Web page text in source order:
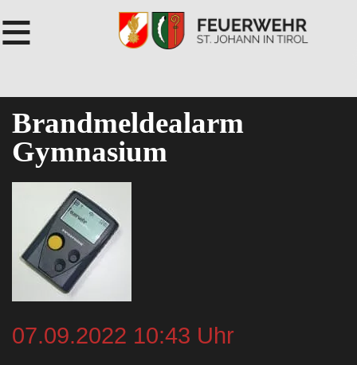
≡
Brandmeldealarm
Gymnasium
07.09.2022 10:43 Uhr